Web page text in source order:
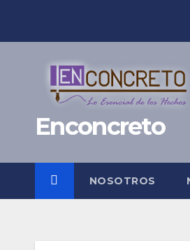
Enconcreto
NOSOTROS